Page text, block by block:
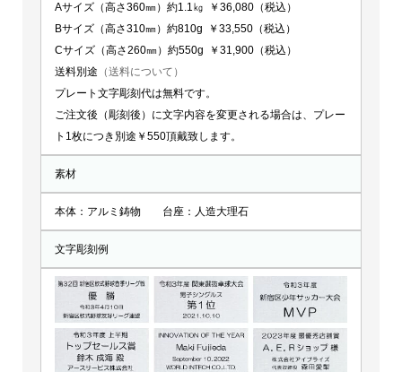
Aサイズ（高さ360㎜）約1.1㎏ ￥36,080（税込）
Bサイズ（高さ310㎜）約810g ￥33,550（税込）
Cサイズ（高さ260㎜）約550g ￥31,900（税込）
送料別途 （送料について）
プレート文字彫刻代は無料です。
ご注文後（彫刻後）に文字内容を変更される場合は、プレー
ト1枚につき別途￥550頂戴致します。
素材
本体：アルミ鋳物 台座：人造大理石
文字彫刻例